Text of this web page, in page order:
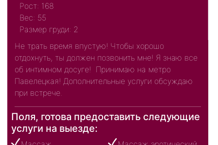
Рост: 168
Вес: 55
Размер груди: 2
Не трать время впустую! Чтобы хорошо
отдохнуть, ты должен позвонить мне! Я знаю все
об интимном досуге! Принимаю на метро
Павелецкая! Дополнительные услуги обсуждаю
при встрече.
Поля, готова предоставить следующие
услуги на выезде: